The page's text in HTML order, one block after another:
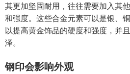
其更加坚固耐用，往往需要加入其
和强度。这些合金元素可以是银、
以提高黄金饰品的硬度和强度，并
泽。
钢印会影响外观